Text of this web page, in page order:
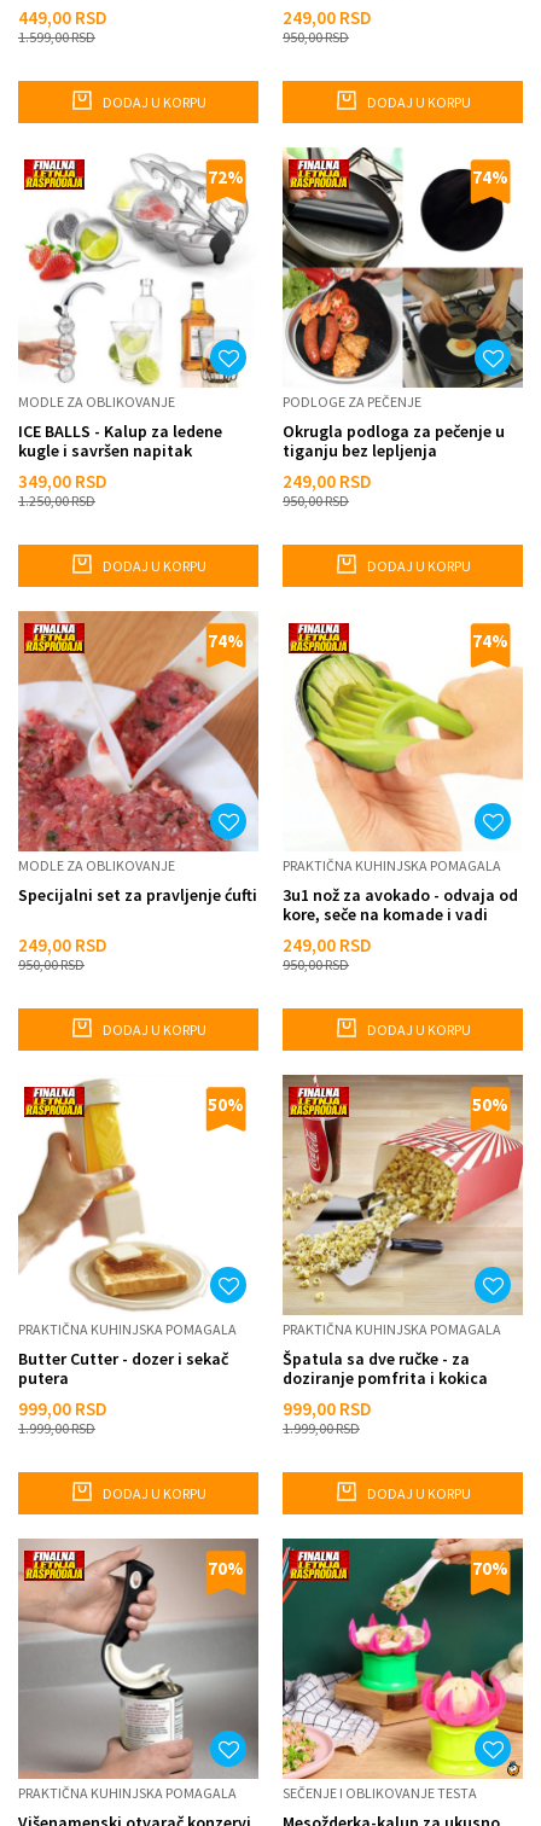
449,00 RSD
1.599,00RSD
DODAJ U KORPU
249,00 RSD
950,00RSD
DODAJ U KORPU
72%
MODLE ZA OBLIKOVANJE
ICE BALLS - Kalup za ledene
kugle i savršen napitak
349,00 RSD
1.250,00RSD
DODAJ U KORPU
74%
PODLOGE ZA PEČENJE
Okrugla podloga za pečenje u
tiganju bez lepljenja
249,00 RSD
950,00RSD
DODAJ U KORPU
74%
MODLE ZA OBLIKOVANJE
Specijalni set za pravljenje ćufti
249,00 RSD
950,00RSD
DODAJ U KORPU
74%
PRAKTIČNA KUHINJSKA POMAGALA
3u1 nož za avokado - odvaja od
kore, seče na komade i vadi
249,00 RSD
950,00RSD
DODAJ U KORPU
50%
PRAKTIČNA KUHINJSKA POMAGALA
Butter Cutter - dozer i sekač
putera
999,00 RSD
1.999,00RSD
DODAJ U KORPU
50%
PRAKTIČNA KUHINJSKA POMAGALA
Špatula sa dve ručke - za
doziranje pomfrita i kokica
999,00 RSD
1.999,00RSD
DODAJ U KORPU
70%
PRAKTIČNA KUHINJSKA POMAGALA
70%
SEČENJE I OBLIKOVANJE TESTA